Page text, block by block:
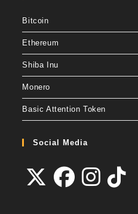
Bitcoin
Ethereum
Shiba Inu
Monero
Basic Attention Token
Social Media